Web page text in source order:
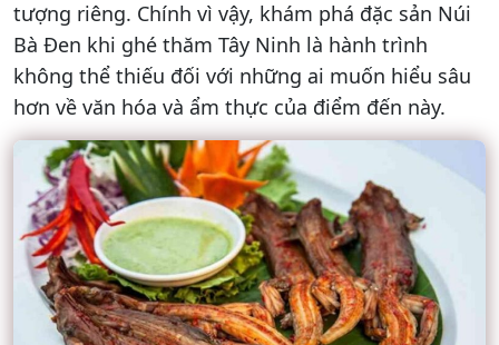
tượng riêng. Chính vì vậy, khám phá đặc sản Núi
Bà Đen khi ghé thăm Tây Ninh là hành trình
không thể thiếu đối với những ai muốn hiểu sâu
hơn về văn hóa và ẩm thực của điểm đến này.